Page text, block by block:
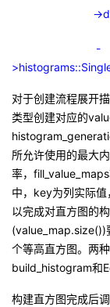
-
-
对于创建流程展开描
类型创建对应的
所允许使用的最大
率， fill_value_maps
中， key为列实际值
以完成对直方图的
(value_map.size())
个等高直方图。两
build_histogram和
构建直方图完成后